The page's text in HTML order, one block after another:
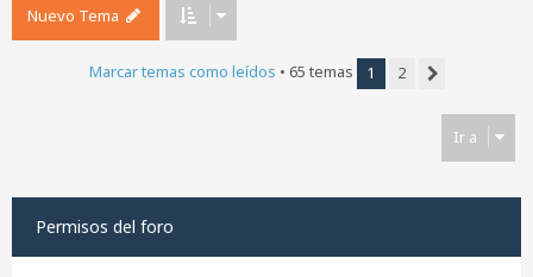
Nuevo Tema
Marcar temas como leídos • 65 temas 1
2
Ir a
Permisos del foro